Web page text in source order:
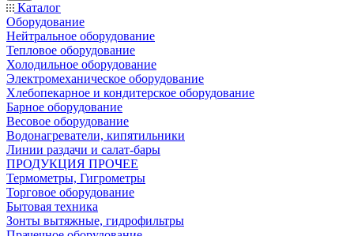
Каталог
Оборудование
Нейтральное оборудование
Тепловое оборудование
Холодильное оборудование
Электромеханическое оборудование
Хлебопекарное и кондитерское оборудование
Барное оборудование
Весовое оборудование
Водонагреватели, кипятильники
Линии раздачи и салат-бары
ПРОДУКЦИЯ ПРОЧЕЕ
Термометры, Гигрометры
Торговое оборудование
Бытовая техника
Зонты вытяжные, гидрофильтры